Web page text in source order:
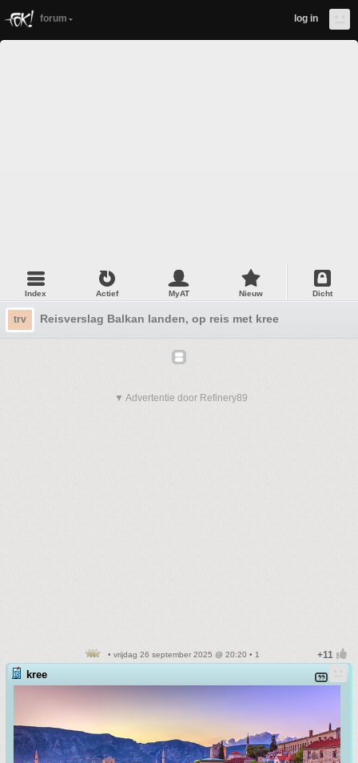
forum log in
Index Actief MyAT Nieuw Dicht
trv Reisverslag Balkan landen, op reis met kree
▼ Advertentie door Refinery89
• vrijdag 26 september 2025 @ 20:20 • 1
kree